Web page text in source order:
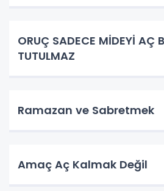
ORUÇ SADECE MİDEYİ AÇ
TUTULMAZ
Ramazan ve Sabretmek
Amaç Aç Kalmak Değil